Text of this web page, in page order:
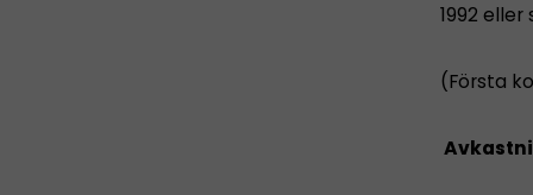
1992
(Första